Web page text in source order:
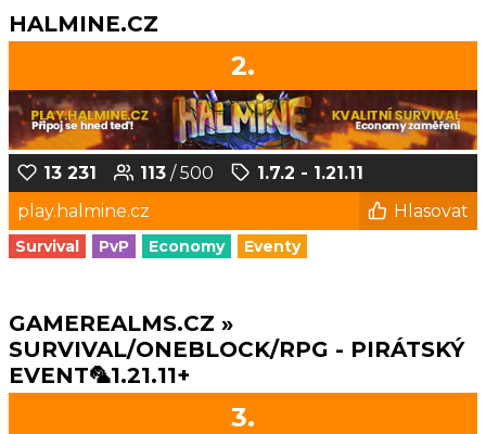
HALMINE.CZ
2.
13 231 113 / 500
1.7.2 - 1.21.11
play.halmine.cz
Hlasovat
Survival PvP Economy Eventy
GAMEREALMS.CZ »
SURVIVAL/ONEBLOCK/RPG - PIRÁTSKÝ
EVENT🦜1.21.11+
3.